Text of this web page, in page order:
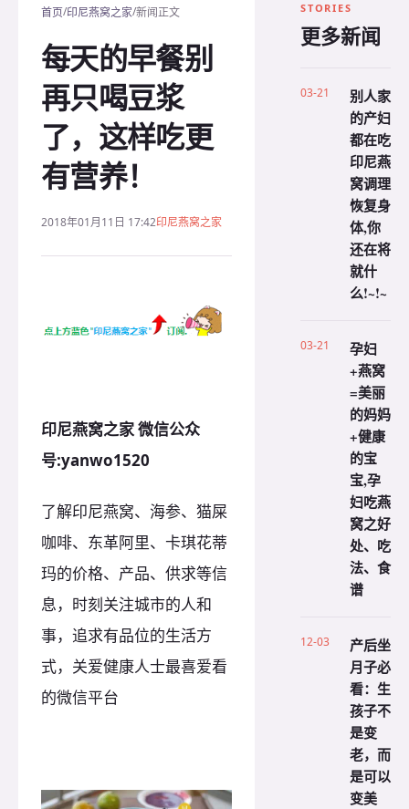
首页/印尼燕窝之家/新闻正文
每天的早餐别
再只喝豆浆
了，这样吃更
有营养！
2018年01月11日 17:42印尼燕窝之家
印尼燕窝之家 微信公众
号:yanwo1520
了解印尼燕窝、海参、猫屎
咖啡、东革阿里、卡琪花蒂
玛的价格、产品、供求等信
息，时刻关注城市的人和
事，追求有品位的生活方
式，关爱健康人士最喜爱看
的微信平台
STORIES
更多新闻
03-21
别人家
的产妇
都在吃
印尼燕
窝调理
恢复身
体,你
还在将
就什
么!~!~
03-21
孕妇
+燕窝
=美丽
的妈妈
+健康
的宝
宝,孕
妇吃燕
窝之好
处、吃
法、食
谱
12-03
产后坐
月子必
看：生
孩子不
是变
老，而
是可以
变美